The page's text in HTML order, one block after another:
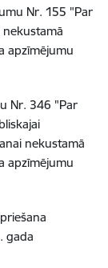
Nr. 155 "Par
apzīmējumu
Nr. 346 "Par
nekustamā
apzīmējumu
gada